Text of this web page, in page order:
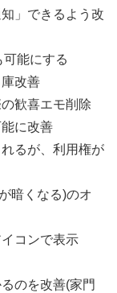
」できるよう改
可能にする
改善
歓喜エモ削除
に改善
るが、利用権が
暗くなる)のオ
コンで表示
のを改善(家門